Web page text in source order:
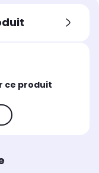
ce produit